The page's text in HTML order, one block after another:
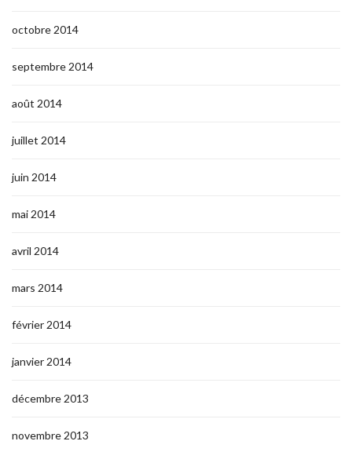
octobre 2014
septembre 2014
août 2014
juillet 2014
juin 2014
mai 2014
avril 2014
mars 2014
février 2014
janvier 2014
décembre 2013
novembre 2013